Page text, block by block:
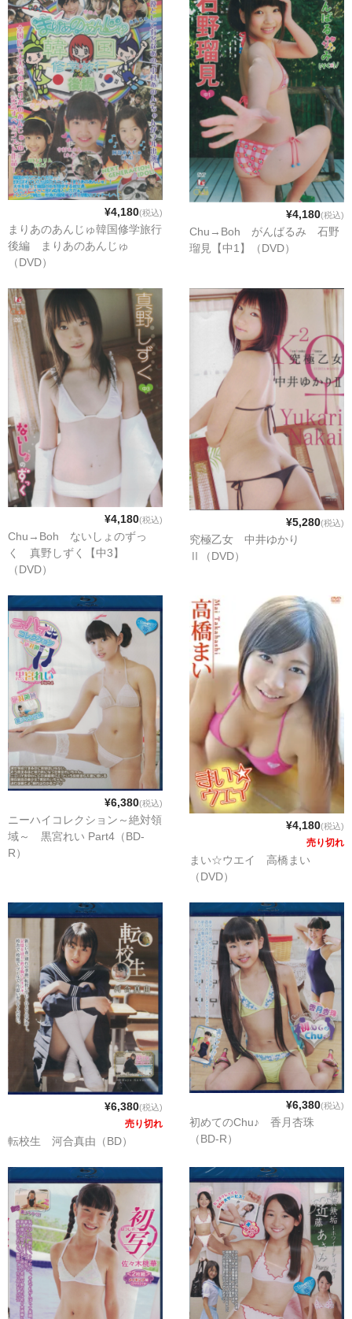
¥4,180(税込)
まりあのあんじゅ韓国修学旅行
後編 まりあのあんじゅ
（DVD）
¥4,180(税込)
Chu→Boh がんばるみ 石野
瑠見【中1】（DVD）
¥4,180(税込)
Chu→Boh ないしょのずっ
く 真野しずく【中3】
（DVD）
¥5,280(税込)
究極乙女 中井ゆかり
Ⅱ（DVD）
¥6,380(税込)
ニーハイコレクション～絶対領
域～ 黒宮れい Part4（BD-
R）
¥4,180(税込)
売り切れ
まい☆ウエイ 高橋まい
（DVD）
¥6,380(税込)
売り切れ
転校生 河合真由（BD）
¥6,380(税込)
初めてのChu♪ 香月杏珠
（BD-R）